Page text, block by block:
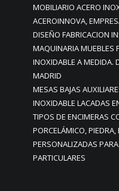
MOBILIARIO ACERO
ACEROINNOVA,
DISEÑO FABRICACION
MAQUINARIA MUEBLES
INOXIDABLE A MEDIDA.
MADRID
MESAS BAJAS
INOXIDABLE LACADAS
TIPOS DE ENCIMERAS
PORCELÁMICO,
PERSONALIZADAS
PARTICULARES